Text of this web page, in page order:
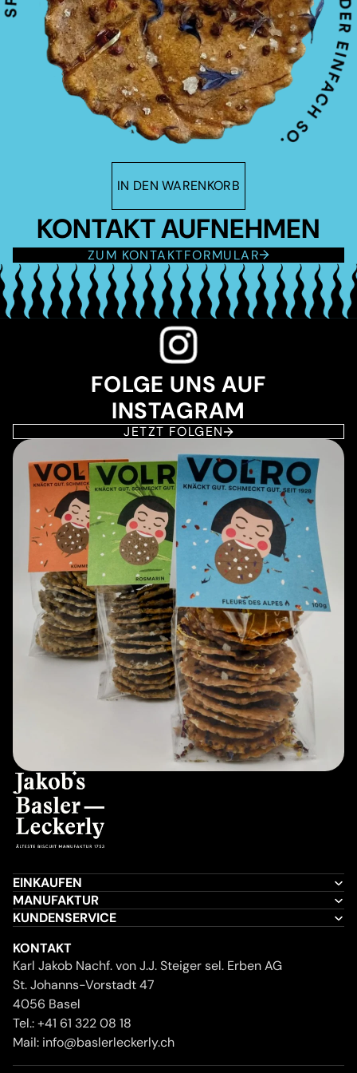
IN DEN WARENKORB
KONTAKT AUFNEHMEN
ZUM KONTAKTFORMULAR
FOLGE UNS AUF
INSTAGRAM
JETZT FOLGEN
EINKAUFEN
MANUFAKTUR
KUNDENSERVICE
KONTAKT
Karl Jakob Nachf. von J.J. Steiger sel. Erben AG
St. Johanns-Vorstadt 47
4056 Basel
Tel.:+41 61 322 08 18
Mail: info@baslerleckerly.ch